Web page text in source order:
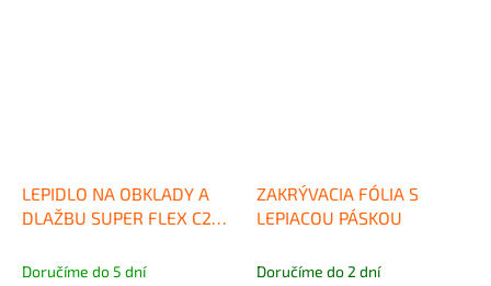
LEPIDLO NA OBKLADY A
DLAŽBU SUPER FLEX C2TE
Doručíme do 5 dní
ZAKRÝVACIA FÓLIA S
LEPIACOU PÁSKOU
Doručíme do 2 dní